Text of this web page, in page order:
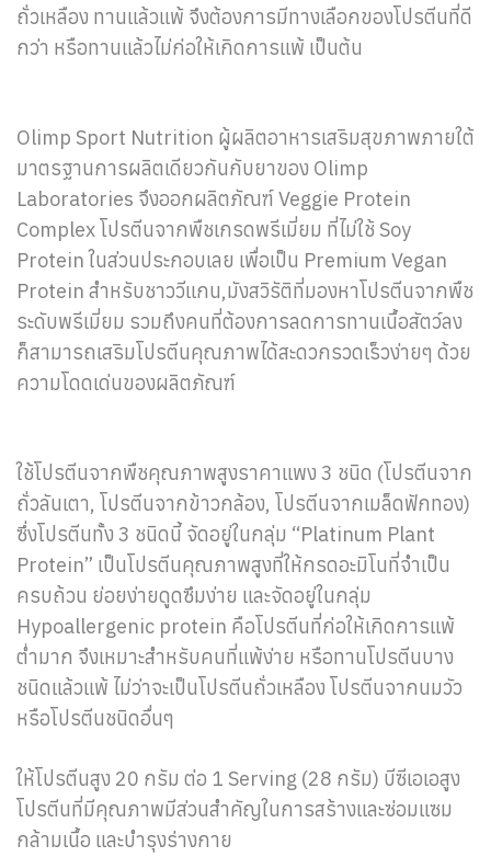
ถั่วเหลือง ทานแล้วแพ้ จึงต้องการมีทางเลือกของโปรตีนที่ดี
กว่า หรือทานแล้วไม่ก่อให้เกิดการแพ้ เป็นต้น
Olimp Sport Nutrition ผู้ผลิตอาหารเสริมสุขภาพภายใต้
มาตรฐานการผลิตเดียวกันกับยาของ Olimp
Laboratories จึงออกผลิตภัณฑ์ Veggie Protein
Complex โปรตีนจากพืชเกรดพรีเมี่ยม ที่ไม่ใช้ Soy
Protein ในส่วนประกอบเลย เพื่อเป็น Premium Vegan
Protein สำหรับชาววีแกน,มังสวิรัติที่มองหาโปรตีนจากพืช
ระดับพรีเมี่ยม รวมถึงคนที่ต้องการลดการทานเนื้อสัตว์ลง
ก็สามารถเสริมโปรตีนคุณภาพได้สะดวกรวดเร็วง่ายๆ ด้วย
ความโดดเด่นของผลิตภัณฑ์
ใช้โปรตีนจากพืชคุณภาพสูงราคาแพง 3 ชนิด (โปรตีนจาก
ถั่วลันเตา, โปรตีนจากข้าวกล้อง, โปรตีนจากเมล็ดฟักทอง)
ซึ่งโปรตีนทั้ง 3 ชนิดนี้ จัดอยู่ในกลุ่ม “Platinum Plant
Protein” เป็นโปรตีนคุณภาพสูงที่ให้กรดอะมิโนที่จำเป็น
ครบถ้วน ย่อยง่ายดูดซึมง่าย และจัดอยู่ในกลุ่ม
Hypoallergenic protein คือโปรตีนที่ก่อให้เกิดการแพ้
ต่ำมาก จึงเหมาะสำหรับคนที่แพ้ง่าย หรือทานโปรตีนบาง
ชนิดแล้วแพ้ ไม่ว่าจะเป็นโปรตีนถั่วเหลือง โปรตีนจากนมวัว
หรือโปรตีนชนิดอื่นๆ
ให้โปรตีนสูง 20 กรัม ต่อ 1 Serving (28 กรัม) บีซีเอเอสูง
โปรตีนที่มีคุณภาพมีส่วนสำคัญในการสร้างและซ่อมแซม
กล้ามเนื้อ และบำรุงร่างกาย